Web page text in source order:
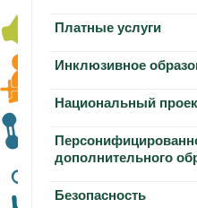
Платные услуги
Инклюзивное
Национальный
дополнительного
Безопасность